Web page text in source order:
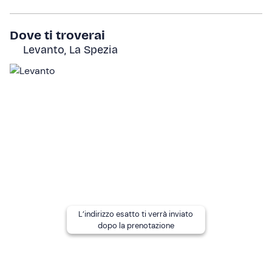
Infine, saliremo nuovamente a bordo dei kayak per fare
ritorno al punto di partenza.
L'attività avrà unadurata totale di 2 ore e mezza
A chi è rivolto
Altre informazioni
Dove ti troverai
Levanto, La Spezia
L’indirizzo esatto ti verrà inviato
dopo la prenotazione